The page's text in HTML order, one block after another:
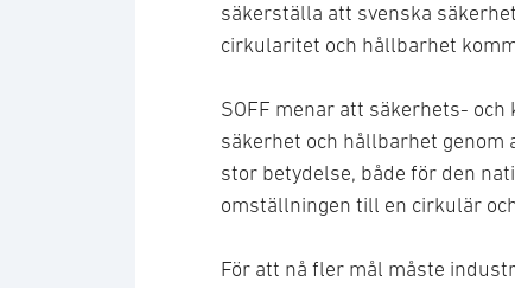
säkerställa att svenska
cirkularitet och hållbarhet
SOFF menar att säkerhets-
säkerhet och hållbarhet
stor betydelse, både för den
omställningen till en cirkulär
För att nå fler mål måste